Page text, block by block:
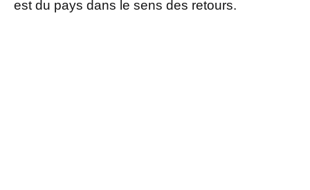
est du pays dans le sens des retours.